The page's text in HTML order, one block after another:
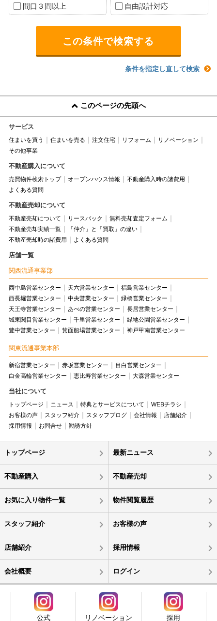
間口３間以上 自由設計対応
条件を指定し直して検索
このページの先頭へ
サービス
住まいを買う 住まいを売る 注文住宅 リフォーム
リノベーション
その他事業
不動産購入について
売買物件検索トップ オープンハウス情報
不動産購入時の諸費用
よくある質問
不動産売却について
不動産売却について リースバック
無料売却査定フォーム
不動産売却実績一覧
「仲介」と「買取」の違い
不動産売却時の諸費用
よくある質問
店舗一覧
関西流通事業部
西中島営業センター 天六営業センター
福島営業センター
西長堀営業センター
中央営業センター
緑橋営業センター
天王寺営業センター
あべの営業センター
長居営業センター
城東関目営業センター
千里営業センター
緑地公園営業センター
豊中営業センター
箕面船場営業センター 神戸甲南営業センター
関東流通事業本部
新宿営業センター 赤坂営業センター
目白営業センター
白金高輪営業センター
恵比寿営業センター 大森営業センター
当社について
トップページ ニュース 特典とサービスについて
WEBチラシ
お客様の声
スタッフ紹介 スタッフブログ 会社情報
店舗紹介
採用情報
お問合せ 勧誘方針
トップページ 最新ニュース
不動産購入 不動産売却
お気に入り物件一覧 物件閲覧履歴
スタッフ紹介 お客様の声
店舗紹介 採用情報
会社概要 ログイン
公式 リノベーション 採用